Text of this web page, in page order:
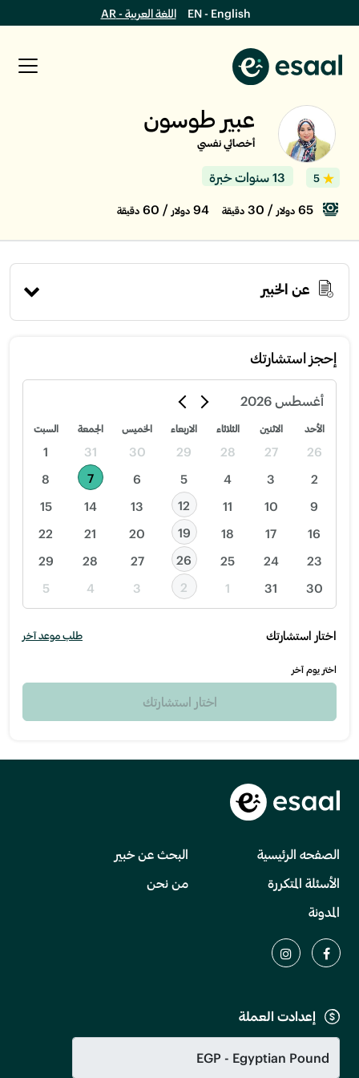
EN - English اللغة العربية - AR
عبير طوسون
أخصائي نفسي
5 13 سنوات خبرة
65 دولار / 30 دقيقة دولار / 60 دقيقة
عن الخبير
إحجز استشارتك
أغسطس 2026
الأحد الاثنين الثلاثاء الاربعاء الخميس الجمعة السبت
26
27
28
29
30
31
1
2
3
4
5
6
7
8
9
10
11
12
13
14
15
16
17
18
19
20
21
22
23
24
25
26
27
28
29
30
31
1
2
3
4
5
اختار استشارتك طلب موعد آخر
اختر يوم آخر
اختار استشارتك
الصفحه الرئيسية
البحث عن خبير
الأسئلة المتكررة
من نحن
المدونة
إعدادت العملة